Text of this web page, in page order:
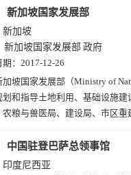
新加坡国家发展部
新加坡
新加坡国家发展部 政府
： 2017-12-26
加坡国家发展部（Ministry of
划和指导土地利用、基础设施
农粮与兽医局、建设局、市区重
中国驻登巴萨总领事馆
印度尼西亚